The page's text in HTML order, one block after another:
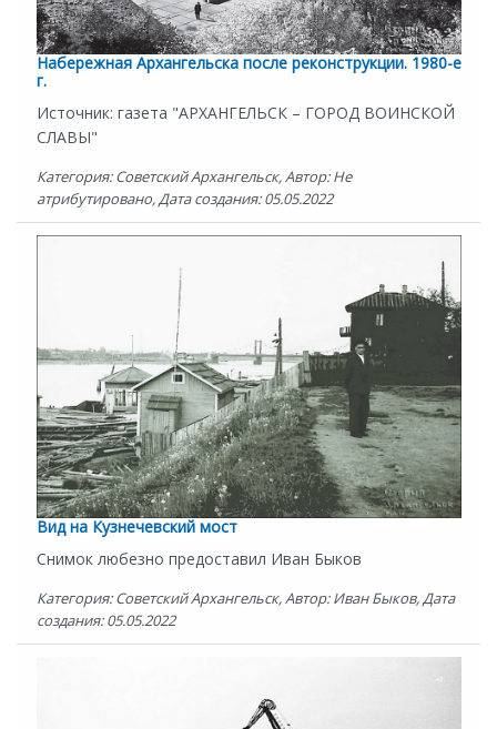
Набережная Архангельска после реконструкции. 1980-е
г.
Источник: газета "АРХАНГЕЛЬСК – ГОРОД ВОИНСКОЙ
СЛАВЫ"
Категория: Советский Архангельск, Автор: Не
атрибутировано, Дата создания: 05.05.2022
Вид на Кузнечевский мост
Снимок любезно предоставил Иван Быков
Категория: Советский Архангельск, Автор: Иван Быков, Дата
создания: 05.05.2022